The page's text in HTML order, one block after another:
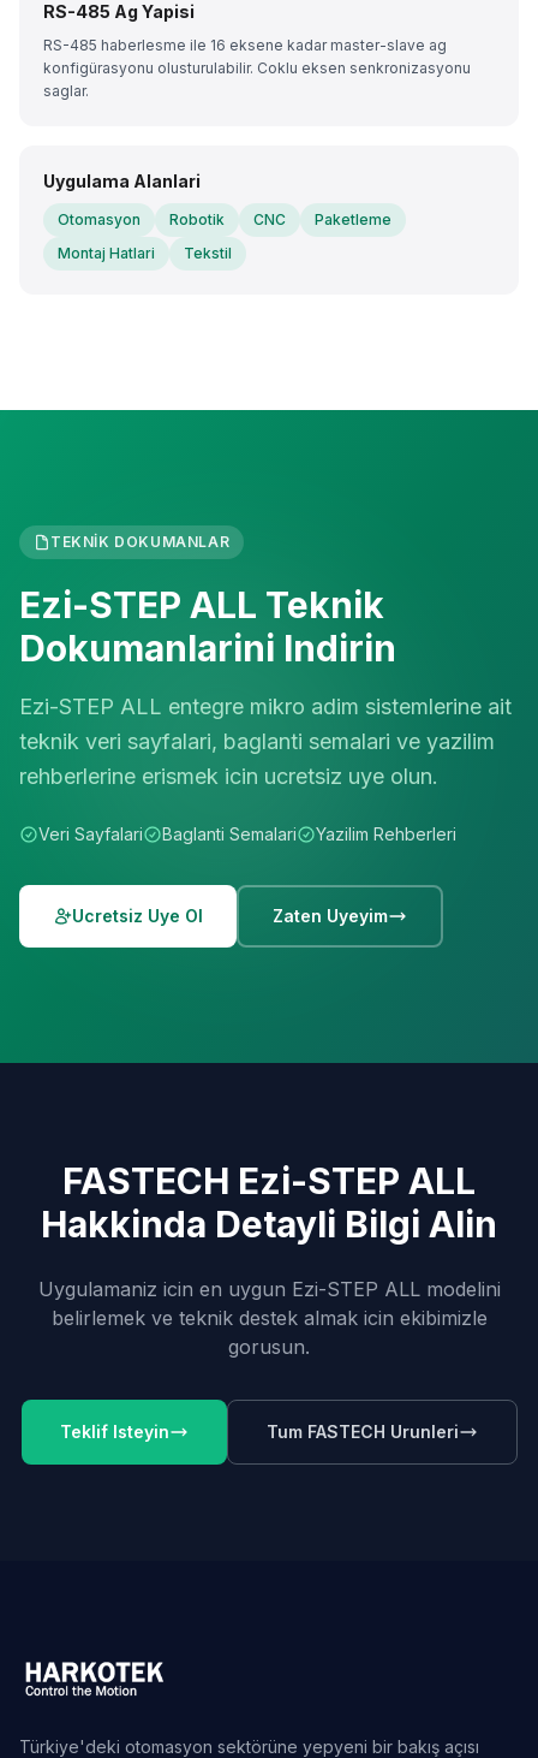
RS-485 Ag Yapisi
RS-485 haberlesme ile 16 eksene kadar master-slave ag
konfigürasyonu olusturulabilir. Coklu eksen senkronizasyonu
saglar.
Uygulama Alanlari
Otomasyon Robotik CNC
Paketleme
Montaj Hatlari
Tekstil
TEKNIK DOKUMANLAR
Ezi-STEP ALL Teknik
Dokumanlarini Indirin
Ezi-STEP ALL entegre mikro adim sistemlerine ait
teknik veri sayfalari, baglanti semalari ve yazilim
rehberlerine erismek icin ucretsiz uye olun.
Veri Sayfalari Baglanti Semalari Yazilim Rehberleri
Ucretsiz Uye Ol Zaten Uyeyim
FASTECH Ezi-STEP ALL
Hakkinda Detayli Bilgi Alin
Uygulamaniz icin en uygun Ezi-STEP ALL modelini
belirlemek ve teknik destek almak icin ekibimizle
gorusun.
Teklif Isteyin Tum FASTECH Urunleri
Türkiye'deki otomasyon sektörüne yepyeni bir bakış açısı